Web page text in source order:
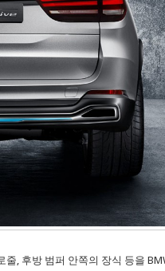
, 후방 범퍼 안쪽의 장식 등을